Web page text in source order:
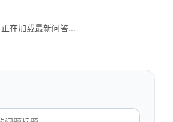
正在加载最新问答...